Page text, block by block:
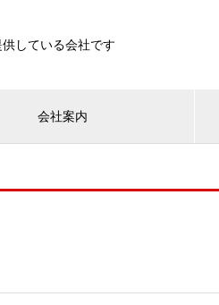
している会社です
会社案内